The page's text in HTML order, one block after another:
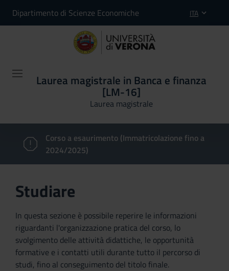
Dipartimento di Scienze Economiche ITA
Laurea magistrale in Banca e finanza
[LM-16]
Laurea magistrale
Corso a esaurimento (Immatricolazione fino a
2024/2025)
Studiare
In questa sezione è possibile reperire le informazioni
riguardanti l'organizzazione pratica del corso, lo
svolgimento delle attività didattiche, le opportunità
formative e i contatti utili durante tutto il percorso di
studi, fino al conseguimento del titolo finale.